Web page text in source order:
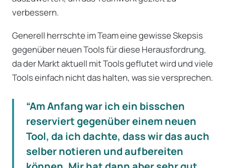
verbessern.
Generell herrschte im Team eine gewisse Skepsis
gegenüber neuen Tools für diese Herausfordrung,
da der Markt aktuell mit Tools geflutet wird und viele
Tools einfach nicht das halten, was sie versprechen.
“Am Anfang war ich ein bisschen
reserviert gegenüber einem neuen
Tool, da ich dachte, dass wir das auch
selber notieren und aufbereiten